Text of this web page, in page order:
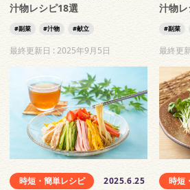
汁物レシピ18選
副菜 汁物 献立
最終更新日 : 2025年9月5日
汁物
副菜
最終更
時短・簡単レシピ 2025.6.25 時短